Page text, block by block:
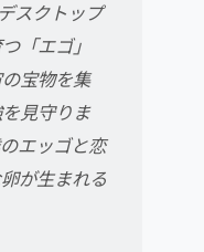
スクトップ
「エゴ」
宝物を集
見守りま
エッゴと恋
が生まれる